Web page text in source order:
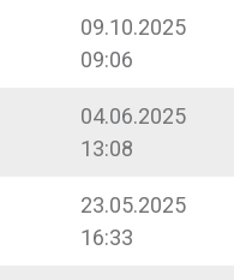
09.10.2025
09:06
04.06.2025
13:08
23.05.2025
16:33